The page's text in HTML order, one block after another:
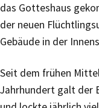
das Gotteshaus
der neuen
Gebäude in der
Seit dem frühen
Jahrhundert galt der